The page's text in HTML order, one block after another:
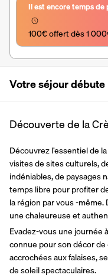
Il est encore temps de
100€ offert dès 1
Votre séjour débute
Découverte de la
Découvrez l’essentiel de
visites de sites culturels,
indéniables, de paysages
temps libre pour profiter
la région par vous -
une chaleureuse et
Evadez-vous une journée
connue pour son décor
accrochées aux falaises,
de soleil spectaculaires.